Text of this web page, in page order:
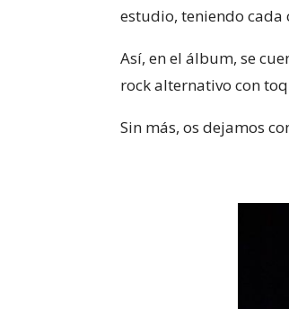
estudio, teniendo
Así, en el álbum, se
rock alternativo con
Sin más, os dejamos